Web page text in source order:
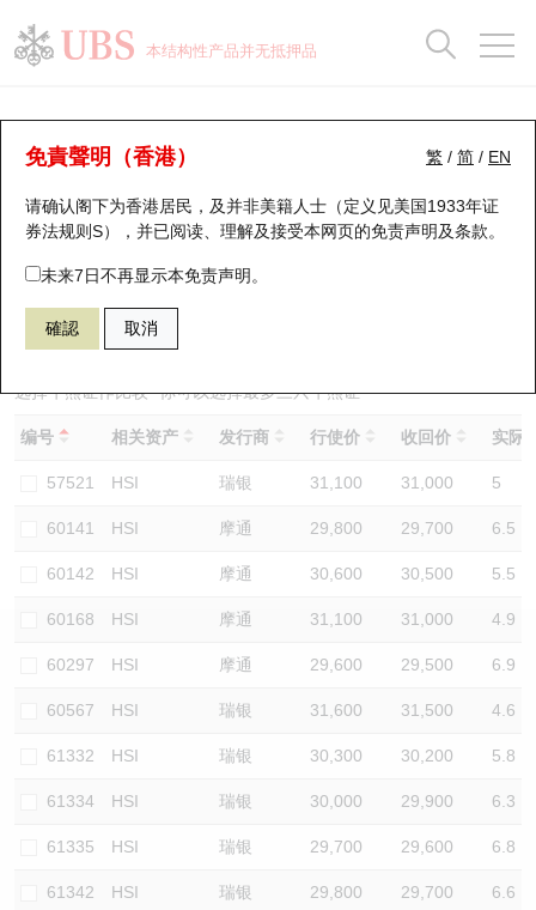
本结构性产品并无抵押品
繁 / 简 / EN
免責聲明（香港）
请确认阁下为香港居民，及并非美籍人士（定义见美国1933年证
券法规则S），并已阅读、理解及接受本网页的免责声明及条款。
未来7日不再显示本免责声明。
確認 取消
牛熊证分析仪
表现 街货统计 比较
61356 瑞银熊证 HSI 恒生指数
选择牛熊证作比较 *你可以选择最多三只牛熊证
编号 相关资产 发行商 行使价 收回价 实际
57521 HSI 瑞银 31,100 31,000 5
60141 HSI 摩通 29,800 29,700 6.5
60142 HSI 摩通 30,600 30,500 5.5
60168 HSI 摩通 31,100 31,000 4.9
60297 HSI 摩通 29,600 29,500 6.9
60567 HSI 瑞银 31,600 31,500 4.6
61332 HSI 瑞银 30,300 30,200 5.8
61334 HSI 瑞银 30,000 29,900 6.3
61335 HSI 瑞银 29,700 29,600 6.8
61342 HSI 瑞银 29,800 29,700 6.6
瑞银认股证一览
新发行瑞银认股证
即将到期认股证
认股证到期结算价查找
认股证分析仪
认股证速算机
认股证/牛熊证日志
认股证文件及公告
街货统计
比较
牛熊全景快搜
牛熊证搜寻
牛熊证街货分布图
正股牛熊证列表
新发行瑞银牛熊证
已收回牛熊证剩余价值
牛熊证到期结算价查找
牛熊证分析仪
牛熊证文件及公告
牛熊证文件及公告 (瑞信)
街货统计
比较
十大升幅/跌幅
十大认股证成交分布
十天股证占大市成交
资金流
街货统计
三十大平均引伸波幅
正股分析仪
二十大活跃股份
恒指成份股
国指成份股
科指成份股
相关资产沽空
中资ETFs溢价比较
AH 股价对照
ADR
收市竞价变化
持股比重
显示所有持股比重
每月轮证大市专题
轮证专栏
讲座及教育短片
认股证投资者教育
牛熊证投资者教育
认股证牛熊证常问问题